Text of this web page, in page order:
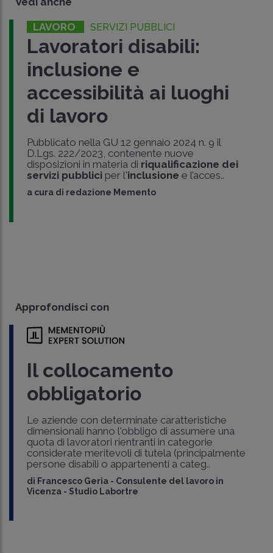
LAVORO SERVIZI PUBBLICI
Lavoratori disabili:
inclusione e
accessibilità ai luoghi
di lavoro
Pubblicato nella GU 12 gennaio 2024 n. 9 il
D.Lgs. 222/2023, contenente nuove
disposizioni in materia di riqualificazione dei
servizi pubbliciper l'inclusione e l’acces..
a cura di redazione Memento
Approfondisci con
Il collocamento
obbligatorio
Le aziende con determinate caratteristiche
dimensionali hanno l'obbligo di assumere una
quota di lavoratori rientranti in categorie
considerate meritevoli di tutela (principalmente
persone disabili o appartenenti a categ..
di Francesco Geria - Consulente del lavoro in
Vicenza - Studio Labortre